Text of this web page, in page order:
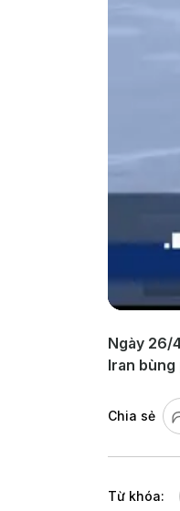
Ngày 26/
Iran bùng
Chia sẻ
Từ khóa: